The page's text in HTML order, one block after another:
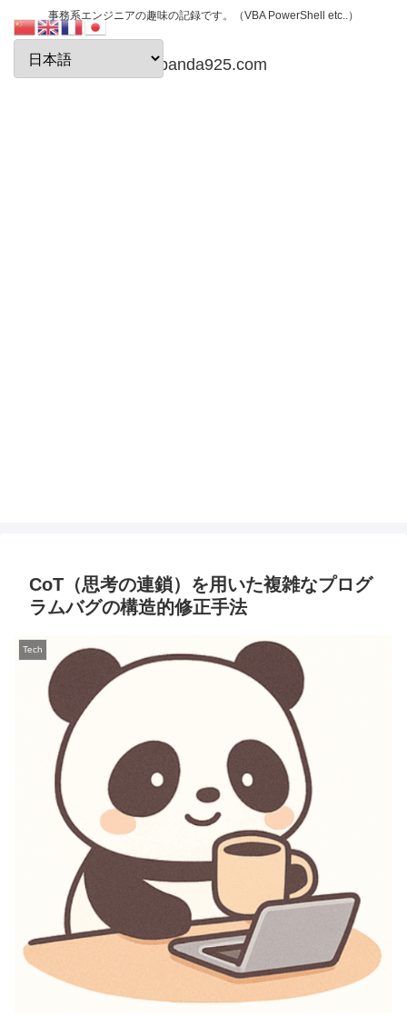
事務系エンジニアの趣味の記録です。（VBA PowerShell etc..）
papanda925.com
CoT（思考の連鎖）を用いた複雑なプログ
ラムバグの構造的修正手法
Tech